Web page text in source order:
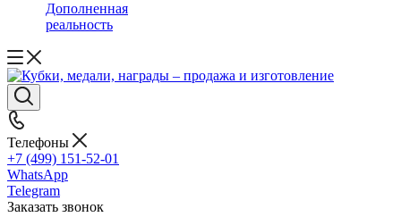
Дополненная
реальность
Телефоны
+7 (499) 151-52-01
WhatsApp
Telegram
Заказать звонок